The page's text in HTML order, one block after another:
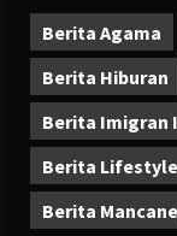
Berita Agama
Berita Hiburan
Berita Imigran
Berita
Berita